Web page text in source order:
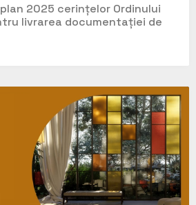
2025 cerințelor Ordinului
livrarea documentației de